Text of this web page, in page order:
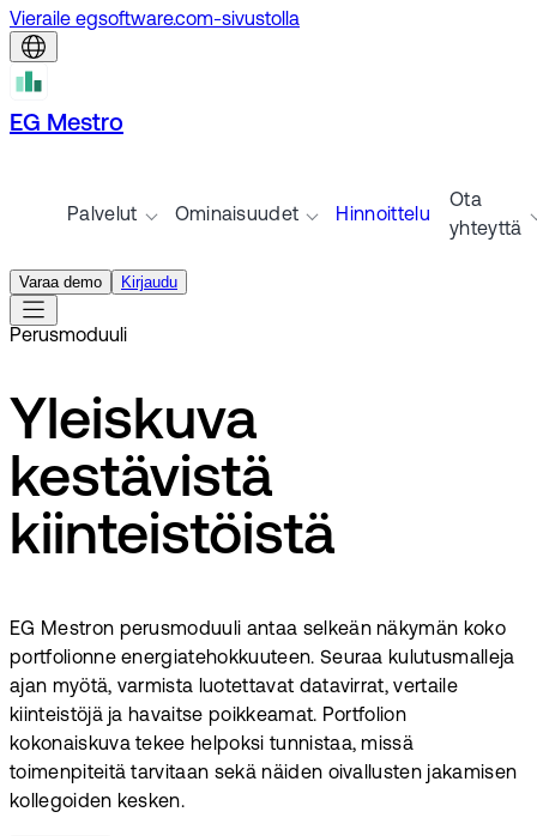
Vieraile egsoftware.com-sivustolla
EG Mestro
Palvelut Ominaisuudet Hinnoittelu
Ota
yhteyttä
Varaa demo Kirjaudu
Perusmoduuli
Yleiskuva
kestävistä
kiinteistöistä
EG Mestron perusmoduuli antaa selkeän näkymän koko
portfolionne energiatehokkuuteen. Seuraa kulutusmalleja
ajan myötä, varmista luotettavat datavirrat, vertaile
kiinteistöjä ja havaitse poikkeamat. Portfolion
kokonaiskuva tekee helpoksi tunnistaa, missä
toimenpiteitä tarvitaan sekä näiden oivallusten jakamisen
kollegoiden kesken.